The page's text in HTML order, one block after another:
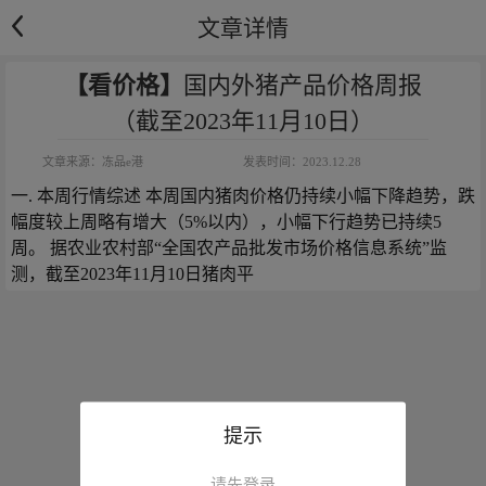
文章详情
【看价格】
国内外猪产品价格周报
（截至2023年11月10日）
文章来源： 冻品e港 发表时间： 2023.12.28
一. 本周行情综述 本周国内猪肉价格仍持续小幅下降趋势，跌
幅度较上周略有增大（5%以内），小幅下行趋势已持续5
周。 据农业农村部“全国农产品批发市场价格信息系统”监
测，截至2023年11月10日猪肉平
提示